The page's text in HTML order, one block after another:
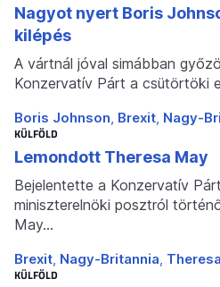
Nagyot nyert Boris
kilépés
A vártnál jóval simábban
Konzervatív Párt a csütörtöki
Boris Johnson Brexit Nagy-
KÜLFÖLD
Lemondott Theresa May
Bejelentette a Konzervatív
miniszterelnöki posztról
May…
Brexit Nagy-Britannia
KÜLFÖLD